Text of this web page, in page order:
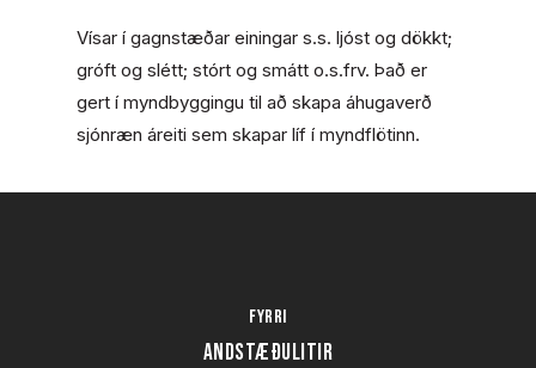
Vísar í gagnstæðar einingar s.s. ljóst og dökkt;
gróft og slétt; stórt og smátt o.s.frv. Það er
gert í myndbyggingu til að skapa áhugaverð
sjónræn áreiti sem skapar líf í myndflötinn.
Fyrri
Andstæðulitir